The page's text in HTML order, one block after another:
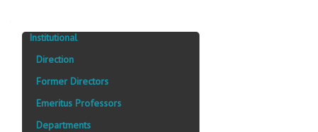
Institutional
Direction
Former Directors
Emeritus Professors
Departments